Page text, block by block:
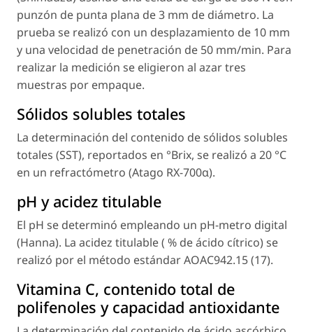
punzón de punta plana de 3 mm de diámetro. La
prueba se realizó con un desplazamiento de 10 mm
y una velocidad de penetración de 50 mm/min. Para
realizar la medición se eligieron al azar tres
muestras por empaque.
Sólidos solubles totales
La determinación del contenido de sólidos solubles
totales (SST), reportados en °Brix, se realizó a 20 °C
en un refractómetro (Atago RX-700α).
pH y acidez titulable
El pH se determinó empleando un pH-metro digital
(Hanna). La acidez titulable ( % de ácido cítrico) se
realizó por el método estándar AOAC942.15 (17).
Vitamina C, contenido total de
polifenoles y capacidad antioxidante